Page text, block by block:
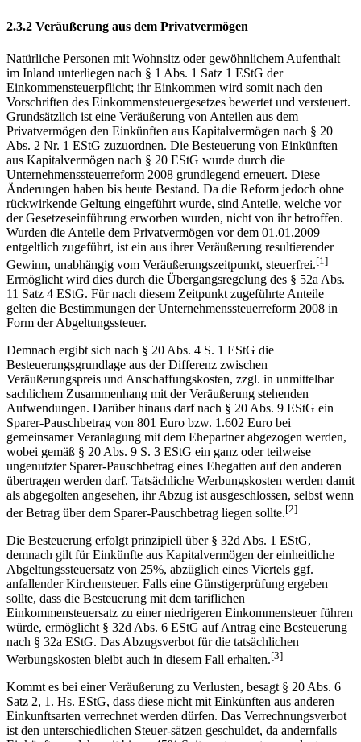
2.3.2 Veräußerung aus dem Privatvermögen
Natürliche Personen mit Wohnsitz oder gewöhnlichem Aufenthalt
im Inland unterliegen nach § 1 Abs. 1 Satz 1 EStG der
Einkommensteuerpflicht; ihr Einkommen wird somit nach den
Vorschriften des Einkommensteuergesetzes bewertet und versteuert.
Grundsätzlich ist eine Veräußerung von Anteilen aus dem
Privatvermögen den Einkünften aus Kapitalvermögen nach § 20
Abs. 2 Nr. 1 EStG zuzuordnen. Die Besteuerung von Einkünften
aus Kapitalvermögen nach § 20 EStG wurde durch die
Unternehmenssteuerreform 2008 grundlegend erneuert. Diese
Änderungen haben bis heute Bestand. Da die Reform jedoch ohne
rückwirkende Geltung eingeführt wurde, sind Anteile, welche vor
der Gesetzeseinführung erworben wurden, nicht von ihr betroffen.
Wurden die Anteile dem Privatvermögen vor dem 01.01.2009
entgeltlich zugeführt, ist ein aus ihrer Veräußerung resultierender
Gewinn, unabhängig vom Veräußerungszeitpunkt, steuerfrei.[1]
Ermöglicht wird dies durch die Übergangsregelung des § 52a Abs.
11 Satz 4 EStG. Für nach diesem Zeitpunkt zugeführte Anteile
gelten die Bestimmungen der Unternehmenssteuerreform 2008 in
Form der Abgeltungssteuer.
Demnach ergibt sich nach § 20 Abs. 4 S. 1 EStG die
Besteuerungsgrundlage aus der Differenz zwischen
Veräußerungspreis und Anschaffungskosten, zzgl. in unmittelbar
sachlichem Zusammenhang mit der Veräußerung stehenden
Aufwendungen. Darüber hinaus darf nach § 20 Abs. 9 EStG ein
Sparer-Pauschbetrag von 801 Euro bzw. 1.602 Euro bei
gemeinsamer Veranlagung mit dem Ehepartner abgezogen werden,
wobei gemäß § 20 Abs. 9 S. 3 EStG ein ganz oder teilweise
ungenutzter Sparer-Pauschbetrag eines Ehegatten auf den anderen
übertragen werden darf. Tatsächliche Werbungskosten werden damit
als abgegolten angesehen, ihr Abzug ist ausgeschlossen, selbst wenn
der Betrag über dem Sparer-Pauschbetrag liegen sollte.[2]
Die Besteuerung erfolgt prinzipiell über § 32d Abs. 1 EStG,
demnach gilt für Einkünfte aus Kapitalvermögen der einheitliche
Abgeltungssteuersatz von 25%, abzüglich eines Viertels ggf.
anfallender Kirchensteuer. Falls eine Günstigerprüfung ergeben
sollte, dass die Besteuerung mit dem tariflichen
Einkommensteuersatz zu einer niedrigeren Einkommensteuer führen
würde, ermöglicht § 32d Abs. 6 EStG auf Antrag eine Besteuerung
nach § 32a EStG. Das Abzugsverbot für die tatsächlichen
Werbungskosten bleibt auch in diesem Fall erhalten.[3]
Kommt es bei einer Veräußerung zu Verlusten, besagt § 20 Abs. 6
Satz 2, 1. Hs. EStG, dass diese nicht mit Einkünften aus anderen
Einkunftsarten verrechnet werden dürfen. Das Verrechnungsverbot
ist den unterschiedlichen Steuer-sätzen geschuldet, da andernfalls